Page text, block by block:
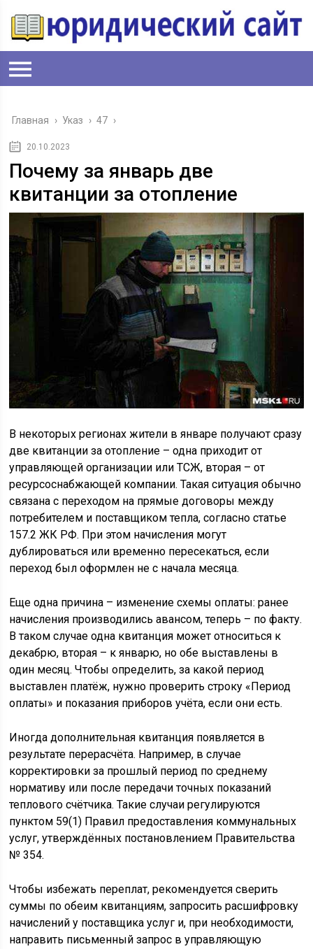
Главная › Указ › 47 ›
20.10.2023
Почему за январь две
квитанции за отопление
В некоторых регионах жители в январе получают сразу
две квитанции за отопление – одна приходит от
управляющей организации или ТСЖ, вторая – от
ресурсоснабжающей компании. Такая ситуация обычно
связана с переходом на прямые договоры между
потребителем и поставщиком тепла, согласно статье
157.2 ЖК РФ. При этом начисления могут
дублироваться или временно пересекаться, если
переход был оформлен не с начала месяца.
Еще одна причина – изменение схемы оплаты: ранее
начисления производились авансом, теперь – по факту.
В таком случае одна квитанция может относиться к
декабрю, вторая – к январю, но обе выставлены в
один месяц. Чтобы определить, за какой период
выставлен платёж, нужно проверить строку «Период
оплаты» и показания приборов учёта, если они есть.
Иногда дополнительная квитанция появляется в
результате перерасчёта. Например, в случае
корректировки за прошлый период по среднему
нормативу или после передачи точных показаний
теплового счётчика. Такие случаи регулируются
пунктом 59(1) Правил предоставления коммунальных
услуг, утверждённых постановлением Правительства
№ 354.
Чтобы избежать переплат, рекомендуется сверить
суммы по обеим квитанциям, запросить расшифровку
начислений у поставщика услуг и, при необходимости,
направить письменный запрос в управляющую